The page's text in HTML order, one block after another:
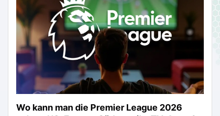
Wo kann man die Premier League 2026